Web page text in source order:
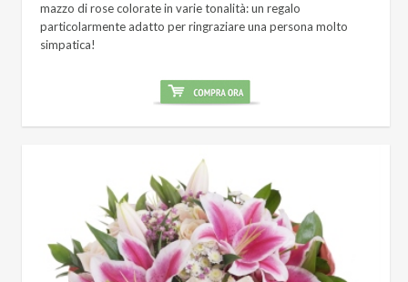
mazzo di rose colorate in varie tonalità: un regalo
particolarmente adatto per ringraziare una persona molto
simpatica!